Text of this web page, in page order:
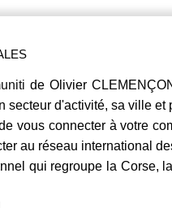
de Olivier
secteur d'activité, sa ville
vous connecter à votre
au réseau international
qui regroupe la Corse,